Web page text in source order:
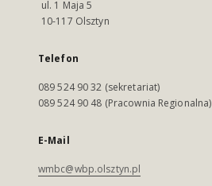
ul. 1 Maja 5
10-117 Olsztyn
Telefon
089 524 90 32 (sekretariat)
089 524 90 48 (Pracownia Regionalna)
E-Mail
wmbc@wbp.olsztyn.pl